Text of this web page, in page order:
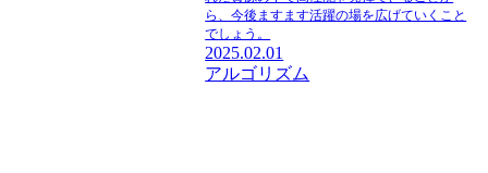
ら、今後ますます活躍の場を広げていくこと
でしょう。
2025.02.01
アルゴリズム